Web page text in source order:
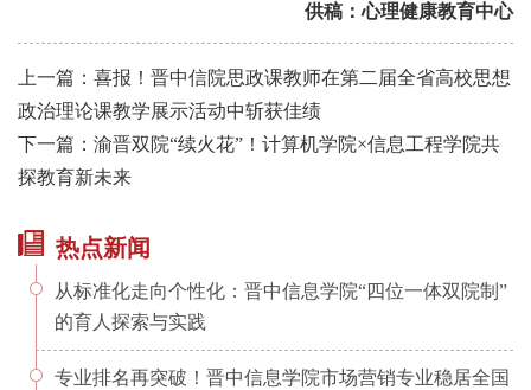
供稿：心理健康教育中心
上一篇：喜报！晋中信院思政课教师在第二届全省高校思想
政治理论课教学展示活动中斩获佳绩
下一篇：渝晋双院“续火花”！计算机学院×信息工程学院共
探教育新未来
热点新闻
从标准化走向个性化：晋中信息学院“四位一体双院制”
的育人探索与实践
专业排名再突破！晋中信息学院市场营销专业稳居全国